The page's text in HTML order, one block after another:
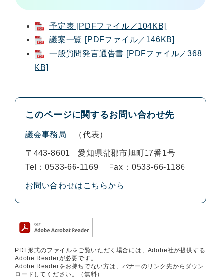
予定表 [PDFファイル／104KB]
議案一覧 [PDFファイル／146KB]
一般質問発言通告書 [PDFファイル／368
KB]
このページに関するお問い合わせ先
議会事務局 代表
〒443-8601
愛知県蒲郡市旭町17番1号
Tel：0533-66-1169
Fax：0533-66-1186
お問い合わせはこちらから
PDF形式のファイルをご覧いただく場合には、Adobe社が提供する
Adobe Readerが必要です。
Adobe Readerをお持ちでない方は、バナーのリンク先からダウン
ロードしてください。（無料）